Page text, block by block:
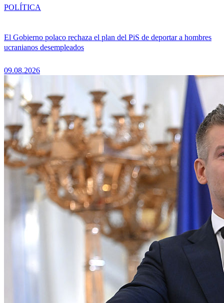
El Gobierno polaco rechaza el plan del PiS de deportar a hombres
ucranianos desempleados
09.08.2026
POLÍTICA